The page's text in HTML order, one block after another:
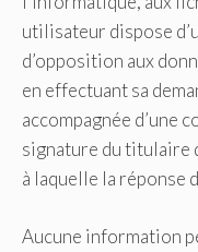
utilisateur dispose
d’opposition aux
en effectuant sa
accompagnée d’une
signature du titulaire
à laquelle la réponse
Aucune information